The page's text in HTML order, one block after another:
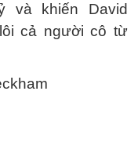
và khiến David
cả người cô từ